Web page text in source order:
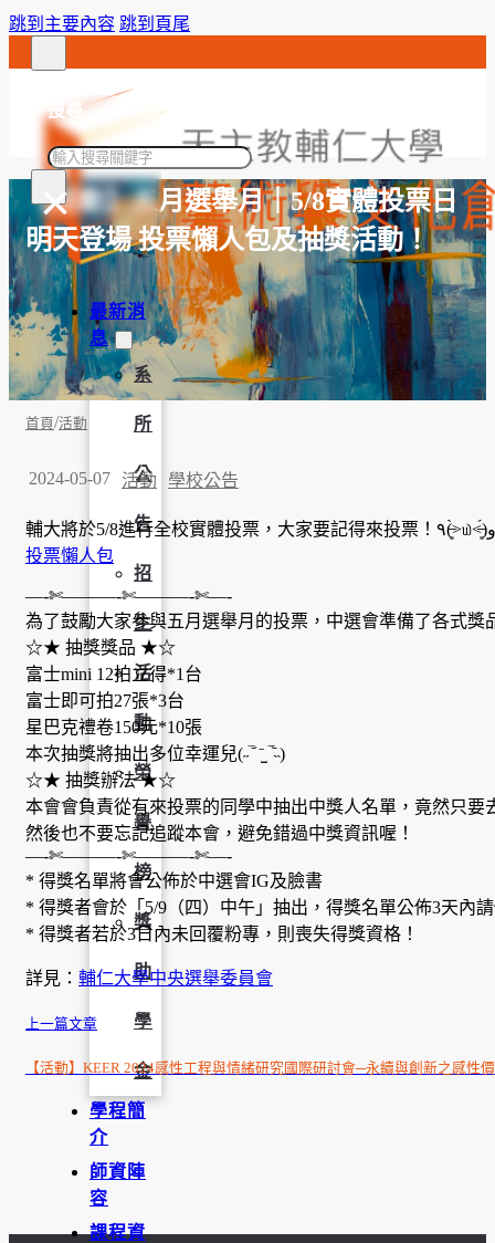
跳到主要內容 跳到頁尾
搜尋
搜
×
最新消
息
系
所
公
告
招
生
活
動
榮
譽
榜
獎
助
學
金
學程簡
介
師資陣
容
課程資
【活動】五月選舉月｜5/8實體投票日
明天登場 投票懶人包及抽獎活動！
首頁/活動
2024-05-07 活動 學校公告
輔大將於5/8進行全校實體投票，大家要記得來投票！٩(˃̶͈̀௰˂̶͈́)و
投票懶人包
—-✄———-✄———-✄—-
為了鼓勵大家參與五月選舉月的投票，中選會準備了各式獎
☆★ 抽獎獎品 ★☆
富士mini 12拍立得*1台
富士即可拍27張*3台
星巴克禮卷150元*10張
本次抽獎將抽出多位幸運兒(˶‾᷄ ⁻̫ ‾᷅˵)
☆★ 抽獎辦法 ★☆
本會會負責從有來投票的同學中抽出中獎人名單，竟然只要
然後也不要忘記追蹤本會，避免錯過中獎資訊喔！
—-✄———-✄———-✄—-
* 得獎名單將會公佈於中選會IG及臉書
* 得獎者會於「5/9（四）中午」抽出，得獎名單公佈3天內
* 得獎者若於3日內未回覆粉專，則喪失得獎資格！
詳見： 輔仁大學中央選舉委員會
上一篇文章
【活動】KEER 2024感性工程與情緒研究國際研討會─永續與創新之感性